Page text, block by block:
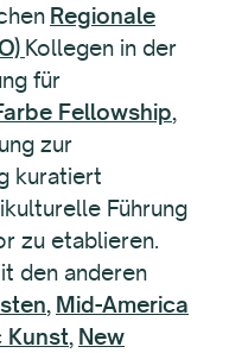
Regionale
Kollegen in der
für
Fellowship,
zur
kuratiert
Führung
zu etablieren.
den anderen
, Mid-America
Kunst, New